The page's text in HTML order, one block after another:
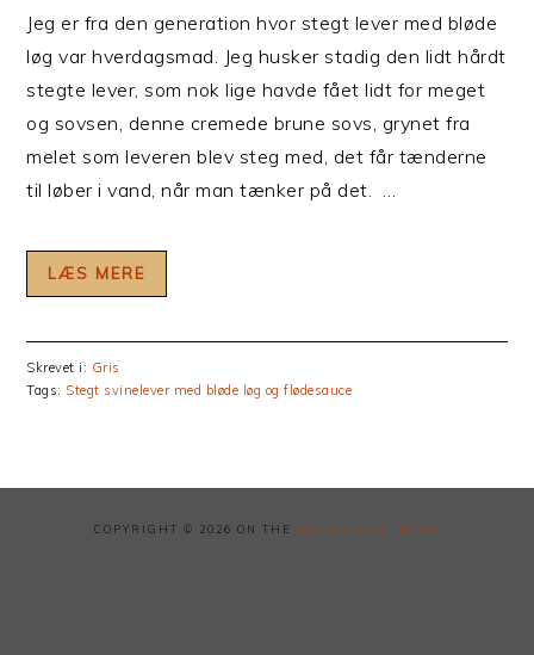
Jeg er fra den generation hvor stegt lever med bløde
løg var hverdagsmad. Jeg husker stadig den lidt hårdt
stegte lever, som nok lige havde fået lidt for meget
og sovsen, denne cremede brune sovs, grynet fra
melet som leveren blev steg med, det får tænderne
til løber i vand, når man tænker på det. …
LÆS MERE
Skrevet i: Gris
Tags: Stegt svinelever med bløde løg og flødesauce
COPYRIGHT © 2026 ON THE FOODIE PRO THEME